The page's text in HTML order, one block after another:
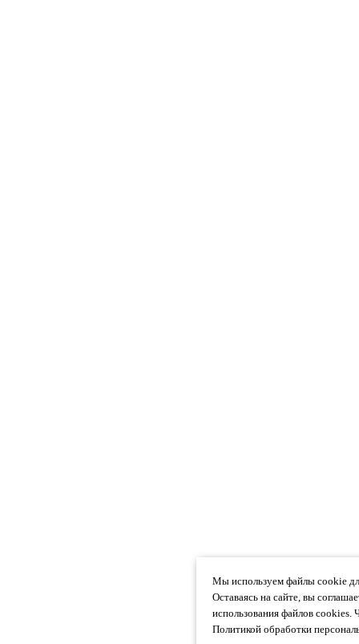
Мы используем файлы cookie
Оставаясь на сайте, вы
использования файлов cookies.
Политикой обработки